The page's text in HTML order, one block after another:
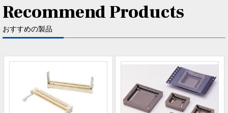
Recommend Products
おすすめの製品